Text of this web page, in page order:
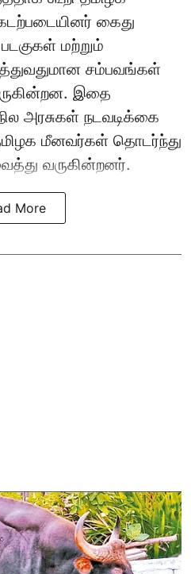
கைது
மற்றும்
சம்பவங்கள்
இதை
அரசுகள் நடவடிக்கை
மீனவர்கள் தொடர்ந்து
வருகின்றனர்.
More